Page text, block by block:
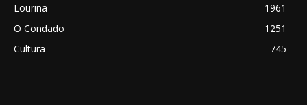
Louriña
1961
O Condado
1251
Cultura
745